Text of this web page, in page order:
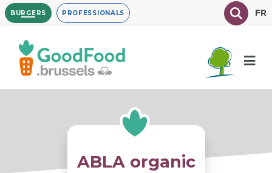
Overslaan
en
inhoud
gaan
BURGERS PROFESSIONALS TexteFR
ABLA organic